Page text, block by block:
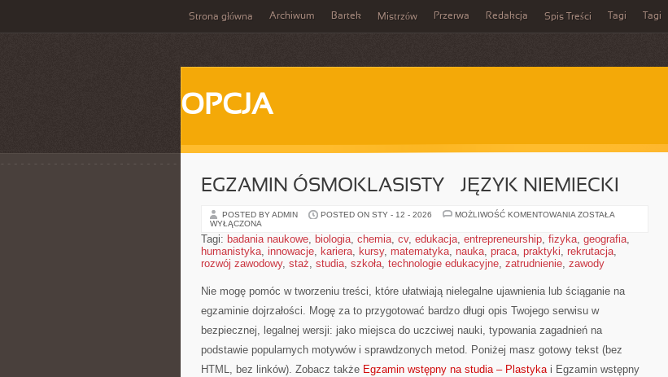
Strona główna Archiwum Bartek Mistrzów Przerwa Redakcja Spis Treści Tagi Tagi
OPCJA
EGZAMIN ÓSMOKLASISTY – JĘZYK NIEMIECKI
POSTED BY ADMIN POSTED ON STY - 12 - 2026 MOŻLIWOŚĆ KOMENTOWANIA EGZAMIN
JĘZYK
NIEMIECKI
ZOSTAŁA
WYŁĄCZONA
Tagi: badania naukowe, biologia, chemia, cv, edukacja, entrepreneurship, fizyka, geografia,
humanistyka, innowacje, kariera, kursy, matematyka, nauka, praca, praktyki, rekrutacja,
rozwój zawodowy, staż, studia, szkoła, technologie edukacyjne, zatrudnienie, zawody
Nie mogę pomóc w tworzeniu treści, które ułatwiają nielegalne ujawnienia lub ściąganie na
egzaminie dojrzałości. Mogę za to przygotować bardzo długi opis Twojego serwisu w
bezpiecznej, legalnej wersji: jako miejsca do uczciwej nauki, typowania zagadnień na
podstawie popularnych motywów i sprawdzonych metod. Poniżej masz gotowy tekst (bez
HTML, bez linków). Zobacz także Egzamin wstępny na studia – Plastykai Egzamin wstępny